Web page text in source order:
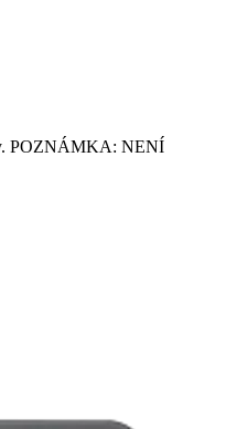
POZNÁMKA: NENÍ